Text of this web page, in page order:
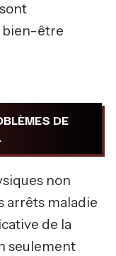
bien-être
DE
non
arrêts maladie
de la
seulement